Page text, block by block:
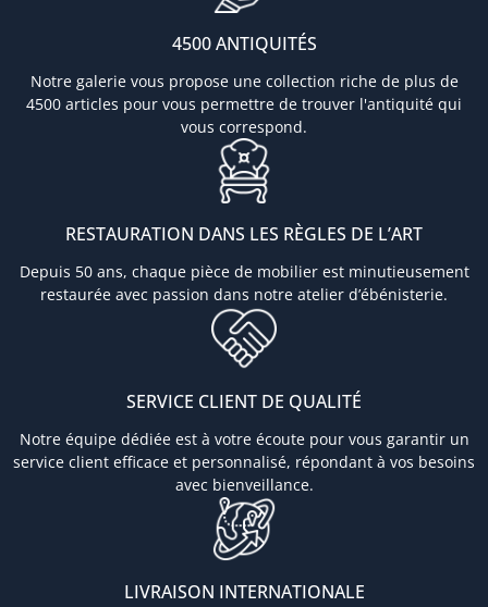
4500 ANTIQUITÉS
Notre galerie vous propose une collection riche de plus de
4500 articles pour vous permettre de trouver l'antiquité qui
vous correspond.
RESTAURATION DANS LES RÈGLES DE L’ART
Depuis 50 ans, chaque pièce de mobilier est minutieusement
restaurée avec passion dans notre atelier d’ébénisterie.
SERVICE CLIENT DE QUALITÉ
Notre équipe dédiée est à votre écoute pour vous garantir un
service client efficace et personnalisé, répondant à vos besoins
avec bienveillance.
LIVRAISON INTERNATIONALE